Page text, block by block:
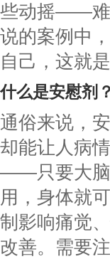
些动摇——难
说的案例中
自己，这就是
什么是安慰剂？
通俗来说，
却能让人病
——只要大脑
用，身体就
制影响痛觉
改善。需要